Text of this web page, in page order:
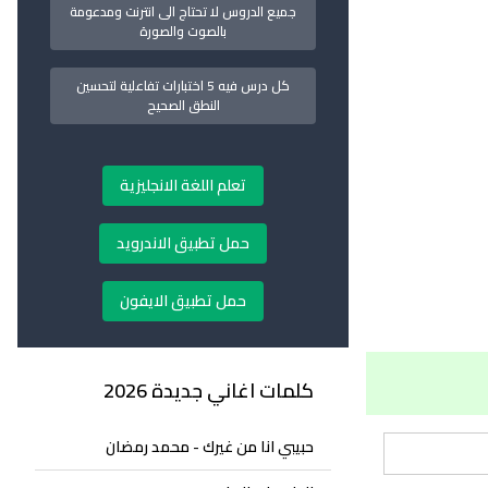
جميع الدروس لا تحتاج الى انترنت ومدعومة
بالصوت والصورة
كل درس فيه 5 اختبارات تفاعلية لتحسين
النطق الصحيح
تعلم اللغة الانجليزية
حمل تطبيق الاندرويد
حمل تطبيق الايفون
كلمات اغاني جديدة 2026
حبيبي انا من غيرك - محمد رمضان